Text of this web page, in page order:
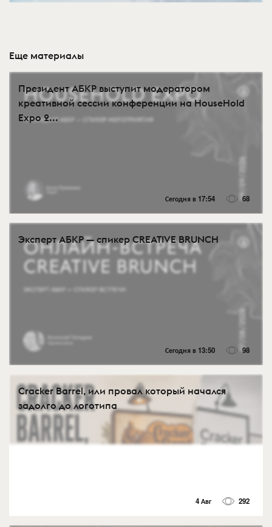
Еще материалы
Президент АБКР выступит модератором
креативной сессии конференции на HouseHold
Expo 2...
Сегодня в 17:54 68
Эксперт АБКР — спикер CREATIVE BRUNCH
Сегодня в 13:50 98
Cracker Barrel, или провал который начался
задолго до логотипа
4 Авг 292